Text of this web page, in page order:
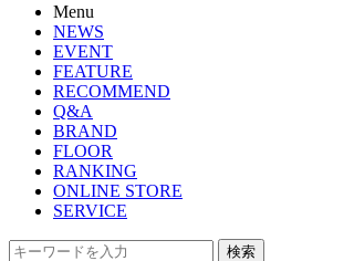
Menu
NEWS
EVENT
FEATURE
RECOMMEND
Q&A
BRAND
FLOOR
RANKING
ONLINE STORE
SERVICE
検索